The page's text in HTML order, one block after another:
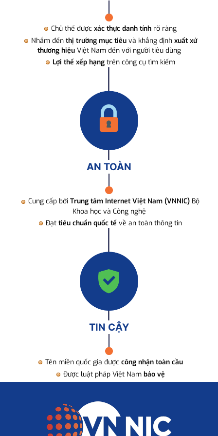
Chủ thể được xác thực danh tính rõ ràng
Nhắm đến thị trường mục tiêuvà khẳng định xuất xứ
thương hiệuViệt Nam đến với người tiêu dùng
Lợi thế xếp hạng trên công cụ tìm kiếm
AN TOÀN
Cung cấp bởi Trung tâm Internet Việt Nam (VNNIC) Bộ
Khoa học và Công nghệ
Đạt tiêu chuẩn quốc tế về an toàn thông tin
TIN CẬY
Tên miền quốc gia được công nhận toàn cầu
Được luật pháp Việt Nam bảo vệ